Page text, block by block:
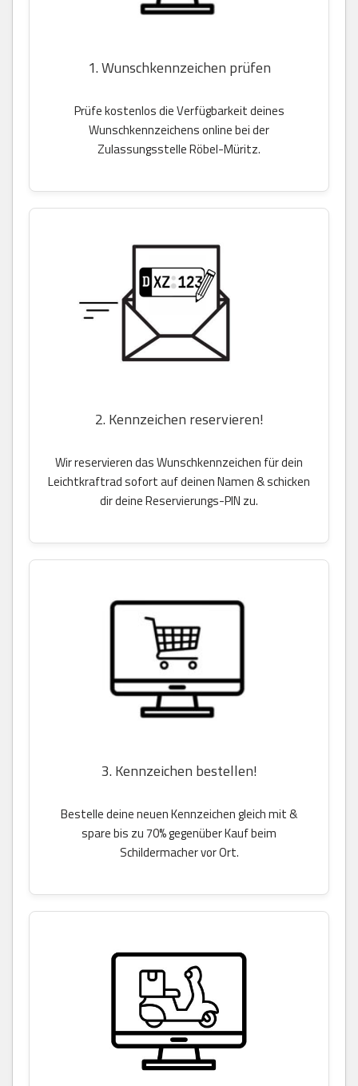
1. Wunschkennzeichen prüfen
Prüfe kostenlos die Verfügbarkeit deines
Wunschkennzeichens online bei der
Zulassungsstelle Röbel-Müritz.
2. Kennzeichen reservieren!
Wir reservieren das Wunschkennzeichen für dein
Leichtkraftrad sofort auf deinen Namen & schicken
dir deine Reservierungs-PIN zu.
3. Kennzeichen bestellen!
Bestelle deine neuen Kennzeichen gleich mit &
spare bis zu 70% gegenüber Kauf beim
Schildermacher vor Ort.